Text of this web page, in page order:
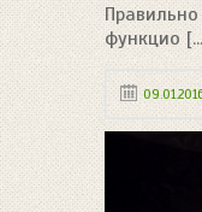
функцио